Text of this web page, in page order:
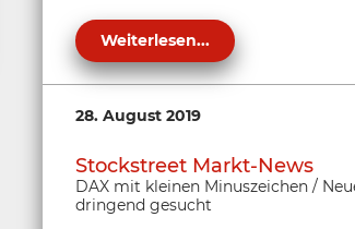
Weiterlesen...
28. August 2019
Stockstreet Markt-News
DAX mit kleinen Minuszeichen /
dringend gesucht